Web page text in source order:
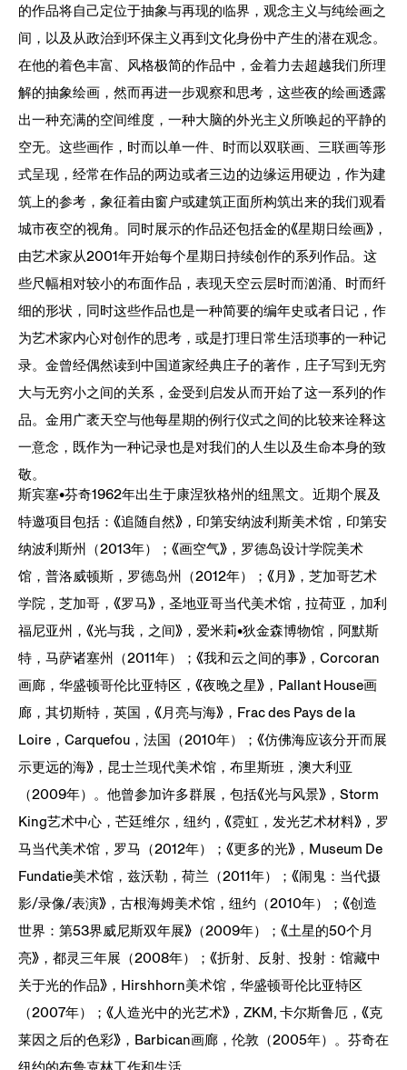
的作品将自己定位于抽象与再现的临界，观念主义与纯绘画之
间，以及从政治到环保主义再到文化身份中产生的潜在观念。
在他的着色丰富、风格极简的作品中，金着力去超越我们所理
解的抽象绘画，然而再进一步观察和思考，这些夜的绘画透露
出一种充满的空间维度，一种大脑的外光主义所唤起的平静的
空无。这些画作，时而以单一件、时而以双联画、三联画等形
式呈现，经常在作品的两边或者三边的边缘运用硬边，作为建
筑上的参考，象征着由窗户或建筑正面所构筑出来的我们观看
城市夜空的视角。同时展示的作品还包括金的《星期日绘画》，
由艺术家从2001年开始每个星期日持续创作的系列作品。这
些尺幅相对较小的布面作品，表现天空云层时而汹涌、时而纤
细的形状，同时这些作品也是一种简要的编年史或者日记，作
为艺术家内心对创作的思考，或是打理日常生活琐事的一种记
录。金曾经偶然读到中国道家经典庄子的著作，庄子写到无穷
大与无穷小之间的关系，金受到启发从而开始了这一系列的作
品。金用广袤天空与他每星期的例行仪式之间的比较来诠释这
一意念，既作为一种记录也是对我们的人生以及生命本身的致
敬。
斯宾塞•芬奇1962年出生于康涅狄格州的纽黑文。近期个展及
特邀项目包括：《追随自然》，印第安纳波利斯美术馆，印第安
纳波利斯州（2013年）；《画空气》，罗德岛设计学院美术
馆，普洛威顿斯，罗德岛州（2012年）；《月》，芝加哥艺术
学院，芝加哥，《罗马》，圣地亚哥当代美术馆，拉荷亚，加利
福尼亚州，《光与我，之间》，爱米莉•狄金森博物馆，阿默斯
特，马萨诸塞州（2011年）；《我和云之间的事》，Corcoran
画廊，华盛顿哥伦比亚特区，《夜晚之星》，Pallant House画
廊，其切斯特，英国，《月亮与海》，Frac des Pays de la
Loire，Carquefou，法国（2010年）；《仿佛海应该分开而展
示更远的海》，昆士兰现代美术馆，布里斯班，澳大利亚
（2009年）。他曾参加许多群展，包括《光与风景》，Storm
King艺术中心，芒廷维尔，纽约，《霓虹，发光艺术材料》，罗
马当代美术馆，罗马（2012年）；《更多的光》，Museum De
Fundatie美术馆，兹沃勒，荷兰（2011年）；《闹鬼：当代摄
影/录像/表演》，古根海姆美术馆，纽约（2010年）；《创造
世界：第53界威尼斯双年展》（2009年）；《土星的50个月
亮》，都灵三年展（2008年）；《折射、反射、投射：馆藏中
关于光的作品》，Hirshhorn美术馆，华盛顿哥伦比亚特区
（2007年）；《人造光中的光艺术》，ZKM, 卡尔斯鲁厄，《克
莱因之后的色彩》，Barbican画廊，伦敦（2005年）。芬奇在